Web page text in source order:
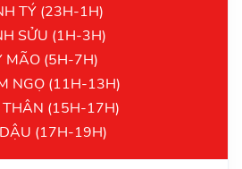
TÝ (23H-1H)
SỬU (1H-3H)
MÃO (5H-7H)
NGỌ (11H-13H)
THÂN (15H-17H)
(17H-19H)